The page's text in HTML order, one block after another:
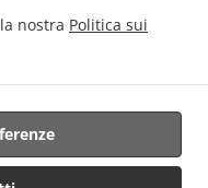
nostra Politica sui